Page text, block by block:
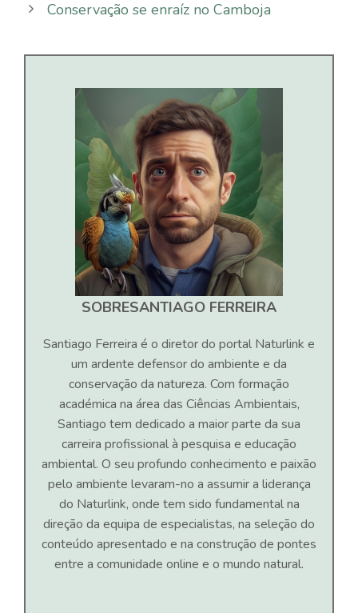
Conservação se enraíz no Camboja
SOBRESANTIAGO FERREIRA
Santiago Ferreira é o diretor do portal Naturlink e
um ardente defensor do ambiente e da
conservação da natureza. Com formação
académica na área das Ciências Ambientais,
Santiago tem dedicado a maior parte da sua
carreira profissional à pesquisa e educação
ambiental. O seu profundo conhecimento e paixão
pelo ambiente levaram-no a assumir a liderança
do Naturlink, onde tem sido fundamental na
direção da equipa de especialistas, na seleção do
conteúdo apresentado e na construção de pontes
entre a comunidade online e o mundo natural.